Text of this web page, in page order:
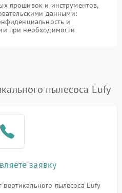
прошивок и инструментов,
данными:
и
при необходимости
пылесоса Eufy
заявку
вертикального пылесоса Eufy